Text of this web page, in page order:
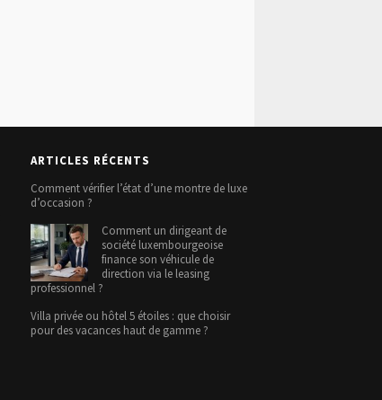
ARTICLES RÉCENTS
Comment vérifier l’état d’une montre de luxe
d’occasion ?
Comment un dirigeant de
société luxembourgeoise
finance son véhicule de
direction via le leasing
professionnel ?
Villa privée ou hôtel 5 étoiles : que choisir
pour des vacances haut de gamme ?